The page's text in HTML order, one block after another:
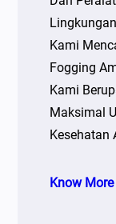
Kami
Fogging
Kami
Maksimal
Kesehatan
Know More